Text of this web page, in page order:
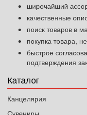
широчайший
качественные
поиск товаров в
покупка товара,
быстрое
подтверждения
Каталог
Канцелярия